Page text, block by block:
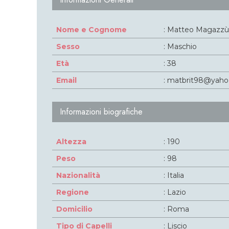
Nome e Cognome
: Matteo Magazzù
Sesso
: Maschio
Età
: 38
Email
:
Informazioni biografiche
Altezza
: 190
Peso
: 98
Nazionalità
: Italia
Regione
: Lazio
Domicilio
: Roma
Tipo di Capelli
: Liscio